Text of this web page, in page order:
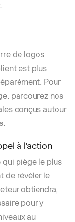
de logos
est plus
Pour
parcourez nos
conçus autour
à l'action
piège le plus
de révéler le
obtiendra,
pour y
au